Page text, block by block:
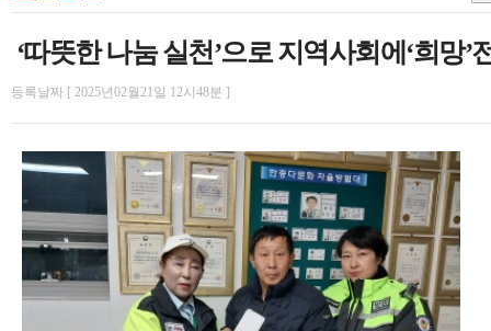
‘따뜻한 나눔 실천’으로 지역사회에‘희망’
등록날짜 [ 2025년02월21일 12시48분 ]